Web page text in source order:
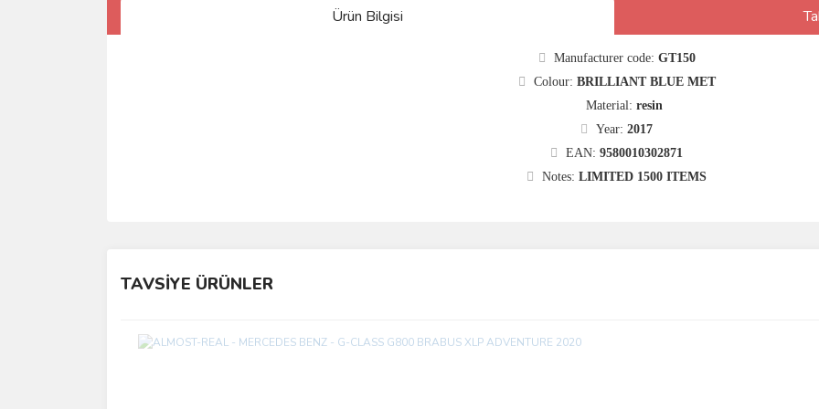
Ürün Bilgisi
Manufacturer code: GT150
Colour: BRILLIANT BLUE MET
Material: resin
Year: 2017
EAN: 9580010302871
Notes: LIMITED 1500 ITEMS
TAVSİYE ÜRÜNLER